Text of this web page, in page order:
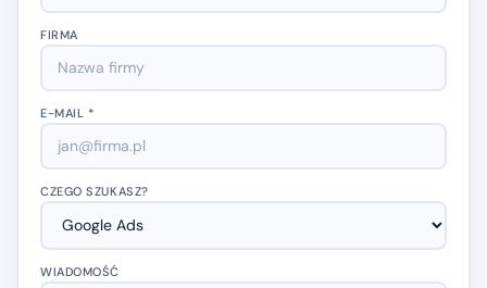
FIRMA
E-MAIL *
CZEGO SZUKASZ?
WIADOMOŚĆ